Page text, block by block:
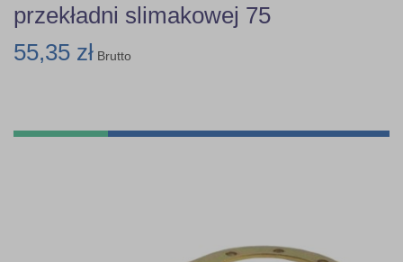
przekładni slimakowej 75
55,35 zł Brutto